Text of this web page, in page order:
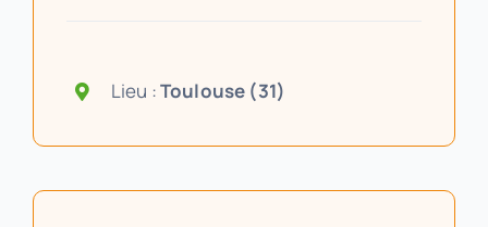
Lieu :Toulouse (31)